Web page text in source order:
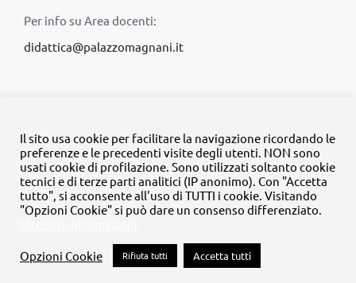
Per info su Area docenti:
didattica@palazzomagnani.it
© Copyright 2020 -2026 | Tutti i diritti riservati | MyFpm è un
progetto dellaFondazione Palazzo Magnani
FacebookInstagram
TwitterLinkedInYouTube
Il sito usa cookie per facilitare la navigazione ricordando le
preferenze e le precedenti visite degli utenti. NON sono
usati cookie di profilazione. Sono utilizzati soltanto cookie
tecnici e di terze parti analitici (IP anonimo). Con "Accetta
tutto", si acconsente all'uso di TUTTI i cookie. Visitando
"Opzioni Cookie" si può dare un consenso differenziato.
Opzioni Cookie Rifiuta tutti Accetta tutti